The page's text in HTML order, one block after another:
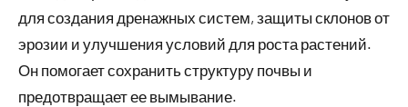
для создания дренажных систем, защиты склонов от
эрозии и улучшения условий для роста растений.
Он помогает сохранить структуру почвы и
предотвращает ее вымывание.